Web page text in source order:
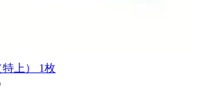
上） 1枚